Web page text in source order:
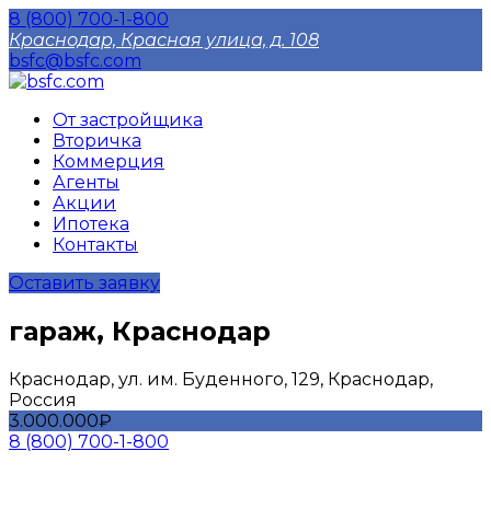
8 (800) 700-1-800
Краснодар, Красная улица, д. 108
bsfc@bsfc.com
От застройщика
Вторичка
Коммерция
Агенты
Акции
Ипотека
Контакты
Оставить заявку
гараж, Краснодар
Краснодар, ул. им. Буденного, 129, Краснодар,
Россия
3.000.000₽
8 (800) 700-1-800